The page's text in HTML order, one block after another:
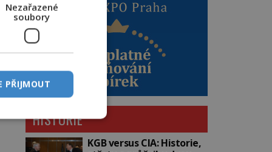
HISTORIE
KGB versus CIA: Historie,
Nezařazené
soubory
PŘIJMOUT